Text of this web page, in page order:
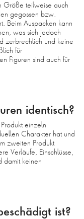
Größe teilweise auch
gegossen bzw.
Beim Auspacken kann
was sich jedoch
zerbrechlich und keine
für
Figuren sind auch für
identisch?
einzeln
Charakter hat und
zweiten Produkt
Verläufe, Einschlüsse,
damit keinen
ist?